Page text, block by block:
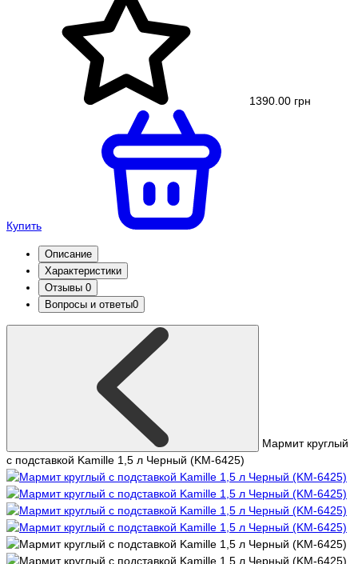
1390.00 грн
Купить
Описание
Характеристики
Отзывы 0
Вопросы и ответы0
Мармит круглый
с подставкой Kamille 1,5 л Черный (KM-6425)